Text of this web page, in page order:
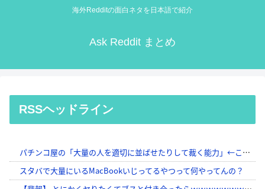
海外Redditの面白ネタを日本語で紹介
Ask Reddit まとめ
RSSヘッドライン